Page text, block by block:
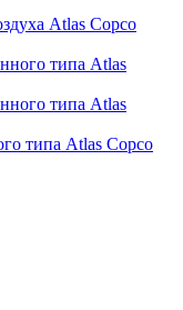
Atlas Copco
типа Atlas
типа Atlas
типа Atlas Copco